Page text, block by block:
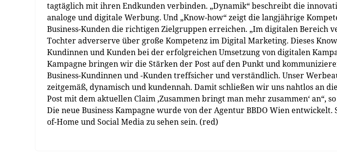
tagtäglich mit ihren Endkunden verbinden. „Dynamik“ beschreibt die
analoge und digitale Werbung. Und „Know-how“ zeigt die langjährige
Business-Kunden die richtigen Zielgruppen erreichen. „Im digitalen Bereich
Tochter adverserve über große Kompetenz im Digital Marketing. Dieses
Kundinnen und Kunden bei der erfolgreichen Umsetzung von digitalen
Kampagne bringen wir die Stärken der Post auf den Punkt und
Business­-Kundinnen und -Kunden treffsicher und verständlich. Unser
zeitgemäß, dynamisch und kundennah. Damit schließen wir uns nahtlos an
Post mit dem aktuellen Claim ‚Zusammen bringt man mehr zusammen‘ an“,
Die neue Business Kampagne wurde von der Agentur BBDO Wien
of-Home und Social Media zu sehen sein. (red)